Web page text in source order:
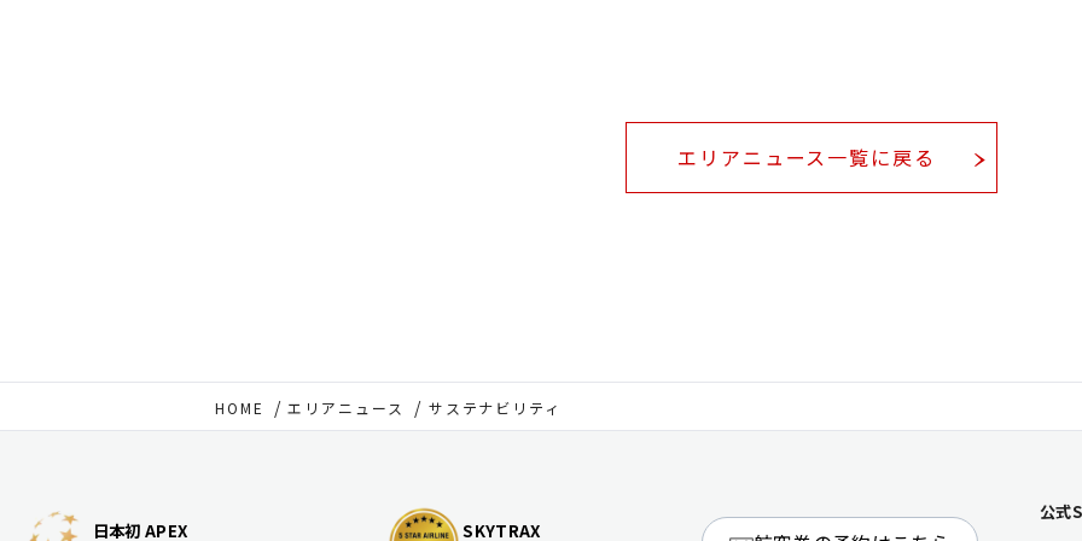
エリアニュース一覧に戻る
HOME エリアニュース サステナビリティ
日本初 APEX SKYTRAX
公式